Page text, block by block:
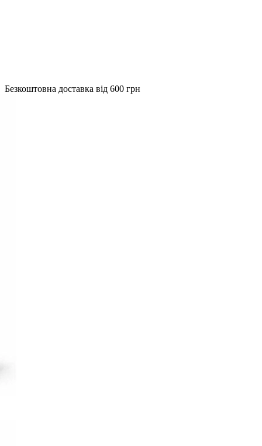
Безкоштовна доставка від 600 грн